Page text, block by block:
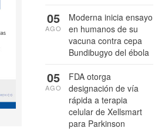
Moderna inicia ensayo
en humanos de su
vacuna contra cepa
Bundibugyo del ébola
05
AGO
FDA otorga
designación de vía
rápida a terapia
celular de Xellsmart
para Parkinson
05
AGO